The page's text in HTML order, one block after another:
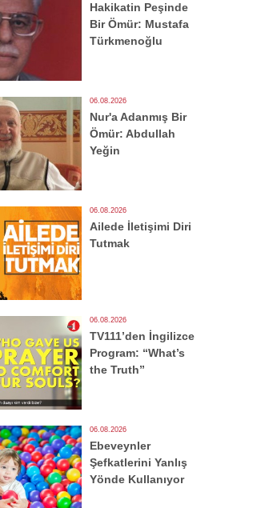
Hakikatin Peşinde
Bir Ömür: Mustafa
Türkmenoğlu
06.08.2026
Nur'a Adanmış Bir
Ömür: Abdullah
Yeğin
06.08.2026
Ailede İletişimi Diri
Tutmak
06.08.2026
TV111’den İngilizce
Program: “What’s
the Truth”
06.08.2026
Ebeveynler
Şefkatlerini Yanlış
Yönde Kullanıyor